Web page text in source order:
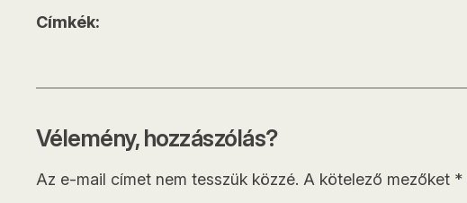
Címkék:
Vélemény, hozzászólás?
Az e-mail címet nem tesszük közzé. A kötelező mezőket *